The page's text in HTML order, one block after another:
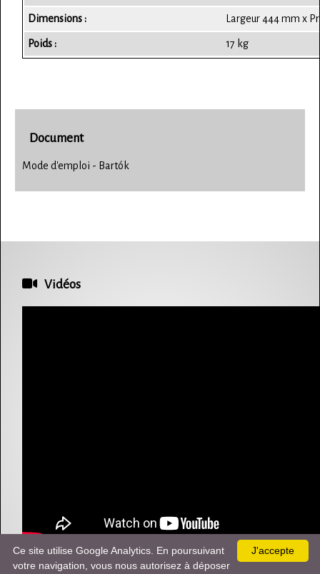
Dimensions : Largeur 444 mm x
Poids : 17 kg
Document
Mode d'emploi - Bartók
Vidéos
J'accepte
Ce site utilise Google Analytics. En poursuivant
votre navigation, vous nous autorisez à déposer